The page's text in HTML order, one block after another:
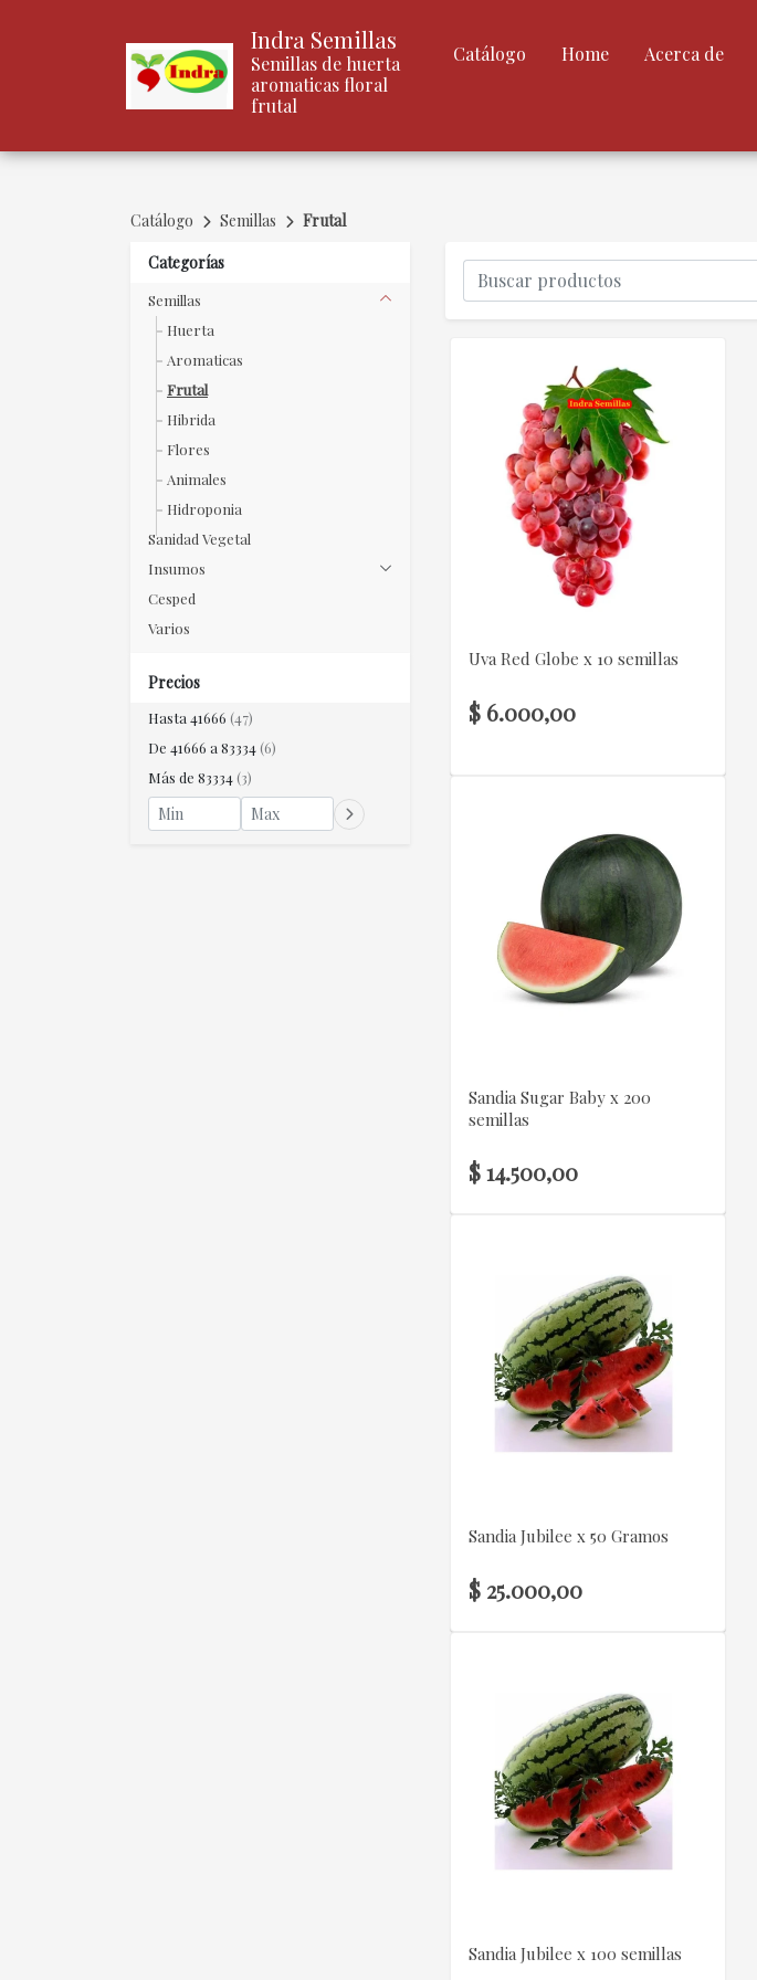
Indra Semillas
Semillas de huerta
aromaticas floral
frutal
Catálogo Home Acerca de
Catálogo Semillas
Frutal
Categorías
Semillas
Huerta
Aromaticas
Frutal
Hibrida
Flores
Animales
Hidroponia
Sanidad Vegetal
Insumos
Cesped
Varios
Precios
Hasta 41666 (47)
De 41666 a 83334 (6)
Más de 83334 (3)
Uva Red Globe x 10 semillas
$ 6.000,00
VER DETALLE
Sandia Sugar Baby x 200
semillas
$ 14.500,00
Sandia Jubilee x 50 Gramos
$ 25.000,00
VER DETALLE
Sandia Jubilee x 100 semillas